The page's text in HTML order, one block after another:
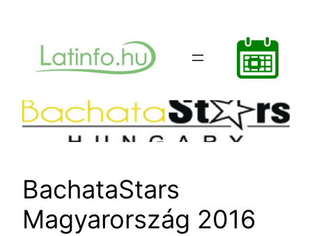
tartalomhoz
BachataStars
Magyarország 2016